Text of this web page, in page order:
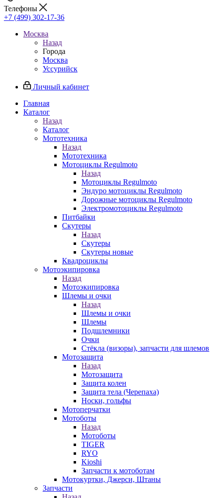
Телефоны
+7 (499) 302-17-36
Москва
Назад
Города
Москва
Уссурийск
Личный кабинет
Главная
Каталог
Назад
Каталог
Мототехника
Назад
Мототехника
Мотоциклы Regulmoto
Назад
Мотоциклы Regulmoto
Эндуро мотоциклы Regulmoto
Дорожные мотоциклы Regulmoto
Электромотоциклы Regulmoto
Питбайки
Скутеры
Назад
Скутеры
Скутеры новые
Квадроциклы
Мотоэкипировка
Назад
Мотоэкипировка
Шлемы и очки
Назад
Шлемы и очки
Шлемы
Подшлемники
Очки
Стёкла (визоры), запчасти для шлемов
Мотозащита
Назад
Мотозащита
Защита колен
Защита тела (Черепаха)
Носки, гольфы
Мотоперчатки
Мотоботы
Назад
Мотоботы
TIGER
RYO
Kioshi
Запчасти к мотоботам
Мотокуртки, Джерси, Штаны
Запчасти